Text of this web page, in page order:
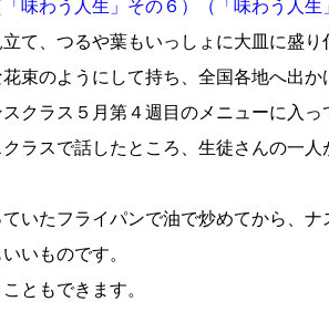
「味わう人生」その６） （「味わう人生
て、つるや葉もいっしょに大皿に盛
束のようにして持ち、全国各地へ出か
クラス５月第４週目のメニューに入
ラスで話したところ、生徒さんの一
いたフライパンで油で炒めてから、
いものです。
ともできます。